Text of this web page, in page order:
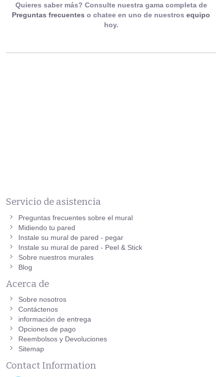
Quieres saber más? Consulte nuestra gama completa de
Preguntas frecuentes o chatee en uno de nuestros equipo
hoy.
Servicio de asistencia
Preguntas frecuentes sobre el mural
Midiendo tu pared
Instale su mural de pared - pegar
Instale su mural de pared - Peel & Stick
Sobre nuestros murales
Blog
Acerca de
Sobre nosotros
Contáctenos
información de entrega
Opciones de pago
Reembolsos y Devoluciones
Sitemap
Contact Information